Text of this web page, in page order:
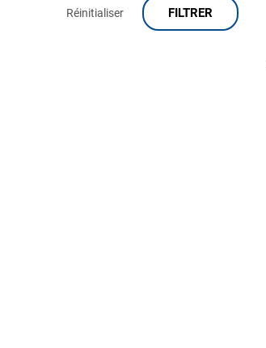
Réinitialiser FILTRER